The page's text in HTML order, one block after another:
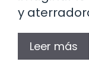
y
Leer más